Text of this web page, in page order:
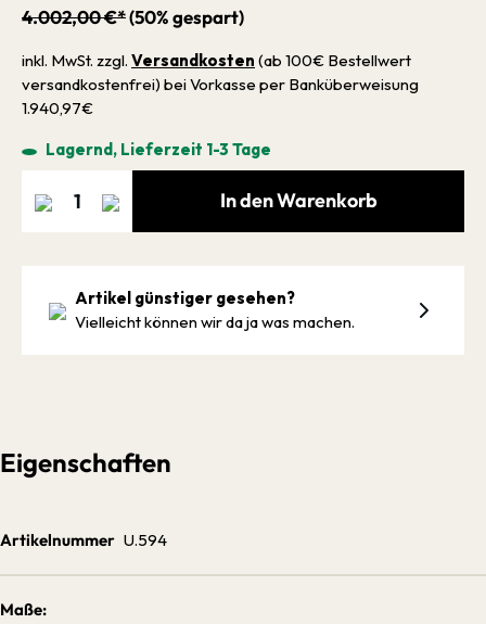
4.002,00 €*(50% gespart)
inkl. MwSt. zzgl. Versandkosten (ab 100€ Bestellwert
versandkostenfrei) bei Vorkasse per Banküberweisung
1.940,97€
Lagernd, Lieferzeit 1-3 Tage
In den Warenkorb
Artikel günstiger gesehen?
Vielleicht können wir da ja was machen.
Eigenschaften
Artikelnummer U.594
Maße: